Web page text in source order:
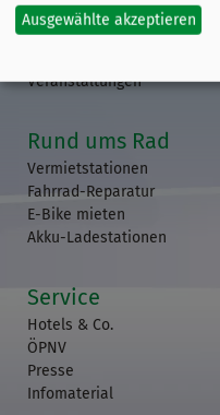
Übersicht
GPS-Daten
Veranstaltungen
Rund ums Rad
Vermietstationen
Fahrrad-Reparatur
E-Bike mieten
Akku-Ladestationen
Service
Hotels & Co.
ÖPNV
Presse
Infomaterial
Ausgewählte akzeptieren